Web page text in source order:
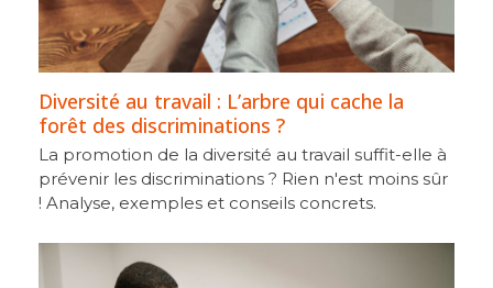
Diversité au travail : L’arbre qui cache la
forêt des discriminations ?
La promotion de la diversité au travail suffit-elle à
prévenir les discriminations ? Rien n'est moins sûr
! Analyse, exemples et conseils concrets.